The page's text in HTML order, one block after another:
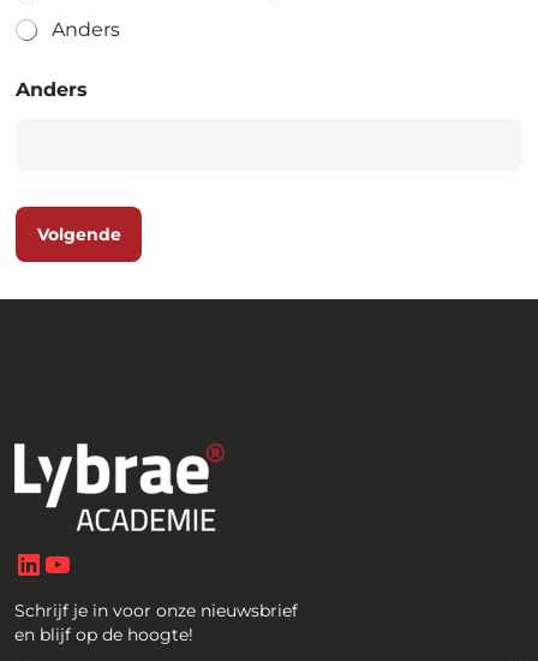
Anders
Anders
Volgende
LinkedIn
Schrijf je in voor onze nieuwsbrief
en blijf op de hoogte!